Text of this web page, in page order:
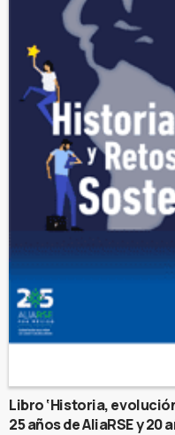
Libro ‘Historia,
25 años de AliaRSE y